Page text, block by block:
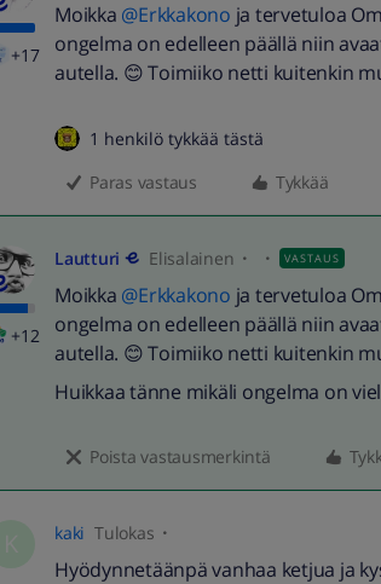
+17
Moikka @Erkkakono ja tervetuloa
ongelma on edelleen päällä niin
autella. 😊 Toimiiko netti kuitenkin
1 henkilö tykkää tästä
Paras vastaus
Tykkää
+12
Lautturi Elisalainen VASTAUS
Moikka @Erkkakono ja tervetuloa
ongelma on edelleen päällä niin
autella. 😊 Toimiiko netti kuitenkin
Huikkaa tänne mikäli ongelma on
Poista vastausmerkintä
kaki Tulokas
Hyödynnetäänpä vanhaa ketjua ja